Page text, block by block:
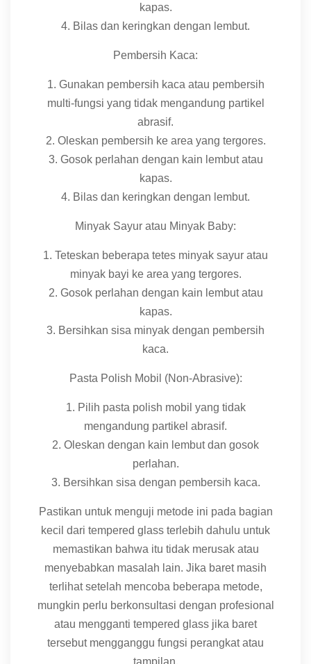
kapas.
4. Bilas dan keringkan dengan lembut.
Pembersih Kaca:
1. Gunakan pembersih kaca atau pembersih
multi-fungsi yang tidak mengandung partikel
abrasif.
2. Oleskan pembersih ke area yang tergores.
3. Gosok perlahan dengan kain lembut atau
kapas.
4. Bilas dan keringkan dengan lembut.
Minyak Sayur atau Minyak Baby:
1. Teteskan beberapa tetes minyak sayur atau
minyak bayi ke area yang tergores.
2. Gosok perlahan dengan kain lembut atau
kapas.
3. Bersihkan sisa minyak dengan pembersih
kaca.
Pasta Polish Mobil (Non-Abrasive):
1. Pilih pasta polish mobil yang tidak
mengandung partikel abrasif.
2. Oleskan dengan kain lembut dan gosok
perlahan.
3. Bersihkan sisa dengan pembersih kaca.
Pastikan untuk menguji metode ini pada bagian
kecil dari tempered glass terlebih dahulu untuk
memastikan bahwa itu tidak merusak atau
menyebabkan masalah lain. Jika baret masih
terlihat setelah mencoba beberapa metode,
mungkin perlu berkonsultasi dengan profesional
atau mengganti tempered glass jika baret
tersebut mengganggu fungsi perangkat atau
tampilan.